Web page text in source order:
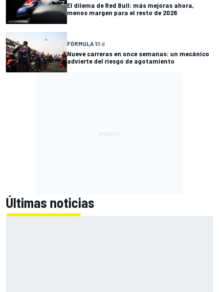
El dilema de Red Bull: más mejoras ahora,
menos margen para el resto de 2026
FÓRMULA 13 d
Nueve carreras en once semanas: un mecánico
advierte del riesgo de agotamiento
Últimas noticias